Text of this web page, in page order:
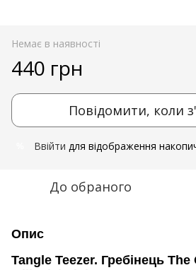
Немає в наявності
440 грн
Повідомити, коли
Ввійти для відображення
До обраного
Опис
Tangle Teezer. Гребінець